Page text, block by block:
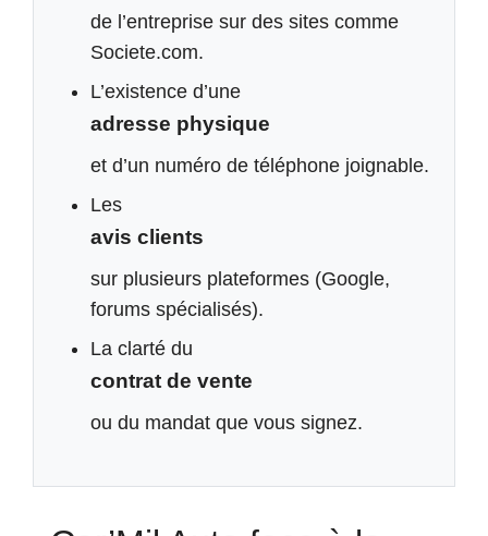
de l’entreprise sur des sites comme
Societe.com.
L’existence d’une
adresse physique
et d’un numéro de téléphone joignable.
Les
avis clients
sur plusieurs plateformes (Google,
forums spécialisés).
La clarté du
contrat de vente
ou du mandat que vous signez.